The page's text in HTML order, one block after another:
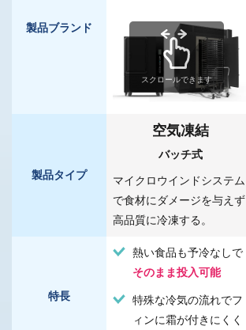
製品ブランド
製品タイプ
空気凍結
バッチ式
マイクロウインドシステム
で食材にダメージを与えず
高品質に冷凍する。
特長
熱い食品も予冷なしで
そのまま投入可能
特殊な冷気の流れでフ
ィンに霜が付きにくく
スクロールできます